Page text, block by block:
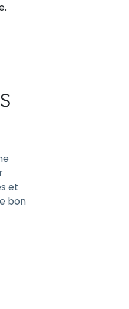
et
bon